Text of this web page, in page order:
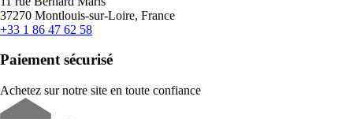
37270 Montlouis-sur-Loire, France
+33 1 86 47 62 58
Paiement sécurisé
Achetez sur notre site en toute confiance